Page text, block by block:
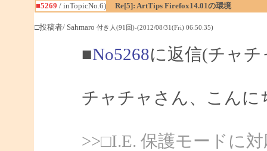
■5269 / inTopicNo.6) Re[5]: ArtTips Firefox14.01の環境
□投稿者/ Sahmaro 付き人(91回)-(2012/08/31(Fri) 06:50:35)
■No5268に返信(チャ
チャチャさん、こんに
>>□I.E. 保護モードに